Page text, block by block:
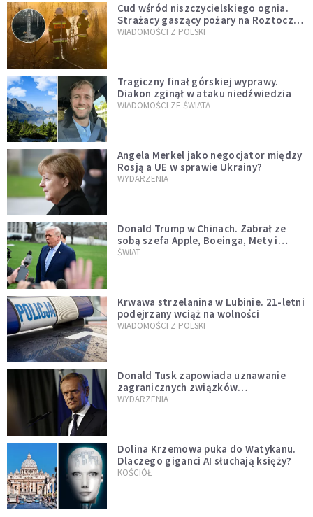
Cud wśród niszczycielskiego ognia.
Strażacy gaszący pożary na Roztoczu
opublikowali niezwykłe zdjęcie
WIADOMOŚCI Z POLSKI
Tragiczny finał górskiej wyprawy.
Diakon zginął w ataku niedźwiedzia
WIADOMOŚCI ZE ŚWIATA
Angela Merkel jako negocjator między
Rosją a UE w sprawie Ukrainy?
WYDARZENIA
Donald Trump w Chinach. Zabrał ze
sobą szefa Apple, Boeinga, Mety i
Muska
ŚWIAT
Krwawa strzelanina w Lubinie. 21-letni
podejrzany wciąż na wolności
WIADOMOŚCI Z POLSKI
Donald Tusk zapowiada uznawanie
zagranicznych związków
jednopłciowych. "Państwo oblało ten
WYDARZENIA
Dolina Krzemowa puka do Watykanu.
Dlaczego giganci AI słuchają księży?
KOŚCIÓŁ